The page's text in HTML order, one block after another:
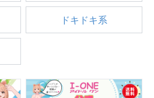
ドキドキ系